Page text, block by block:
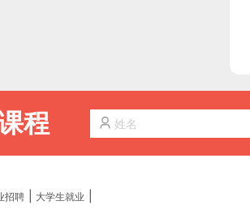
程
招聘 大学生就业